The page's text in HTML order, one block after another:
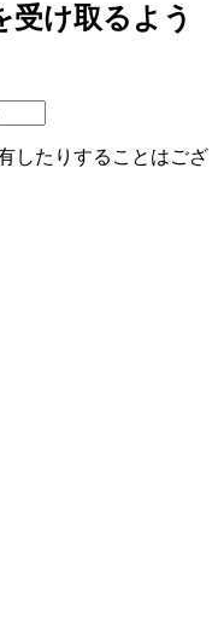
受け取るよう
したりすることはござ